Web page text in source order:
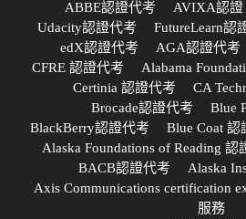
ABBE認證代考
AVIXA認證
Udacity認證代考
FutureLearn認
edX認證代考
AGA認證代考
CFRE 認證代考
Alabama
Certinia 認證代考
CA
Brocade認證代考
Blue
BlackBerry認證代考
Blue Coat 認
Alaska Foundations of Reading 認
BACB認證代考
Alaska
Axis Communications certification
服務